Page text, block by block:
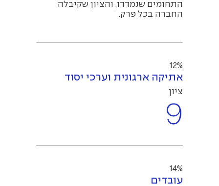
התחומים שנמדדו, והציון שקיבלה
החברה בכל פרק.
12%
אתיקה ארגונית וערכי יסוד
ציון
9
14%
עובדים